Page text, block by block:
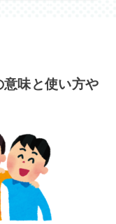
意味と使い方や